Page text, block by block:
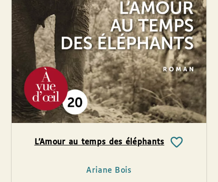
L’Amour au temps des éléphants
Ariane Bois